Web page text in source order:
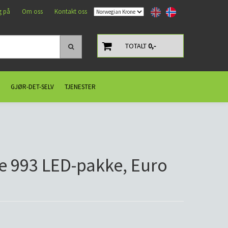
på Om oss Kontakt oss
TOTALT0,-
GJØR-DET-SELV TJENESTER
993 LED-pakke, Euro